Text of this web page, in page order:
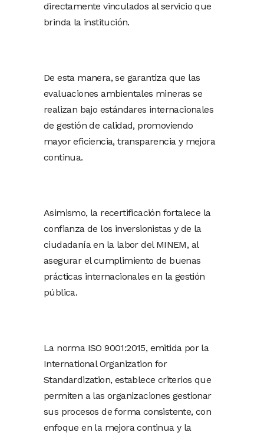
directamente vinculados al servicio que
brinda la institución.
De esta manera, se garantiza que las
evaluaciones ambientales mineras se
realizan bajo estándares internacionales
de gestión de calidad, promoviendo
mayor eficiencia, transparencia y mejora
continua.
Asimismo, la recertificación fortalece la
confianza de los inversionistas y de la
ciudadanía en la labor del MINEM, al
asegurar el cumplimiento de buenas
prácticas internacionales en la gestión
pública.
La norma ISO 9001:2015, emitida por la
International Organization for
Standardization, establece criterios que
permiten a las organizaciones gestionar
sus procesos de forma consistente, con
enfoque en la mejora continua y la